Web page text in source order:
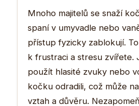
Mnoho majitelů se snaží
spaní v umyvadle nebo
přístup fyzicky zablokují.
k frustraci a stresu zvířete.
použít hlasité zvuky nebo
kočku odradili, což může
vztah a důvěru.